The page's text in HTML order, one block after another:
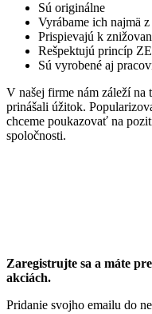
Sú originálne
Vyrábame ich najmä
Prispievajú k
Rešpektujú princíp
Sú vyrobené aj
V našej firme nám záleží na
prinášali úžitok.
chceme poukazovať na
spoločnosti.
Zaregistrujte sa a máte
akciách.
Pridanie svojho emailu do